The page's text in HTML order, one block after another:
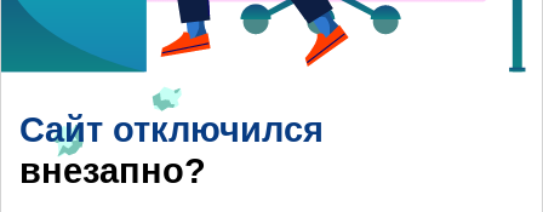
Сайт отключился
внезапно?